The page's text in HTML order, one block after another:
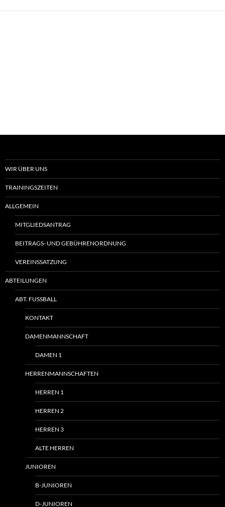
WIR ÜBER UNS
TRAININGSZEITEN
ALLGEMEIN
MITGLIEDSANTRAG
BEITRAGS- UND GEBÜHRENORDNUNG
VEREINSSATZUNG
ABTEILUNGEN
ABT. FUSSBALL
KONTAKT
DAMENMANNSCHAFT
DAMEN 1
HERRENMANNSCHAFTEN
HERREN 1
HERREN 2
HERREN 3
ALTE HERREN
JUNIOREN
B-JUNIOREN
D-JUNIOREN